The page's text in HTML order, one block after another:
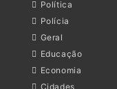
Política
Polícia
Geral
Educação
Economia
Cidades